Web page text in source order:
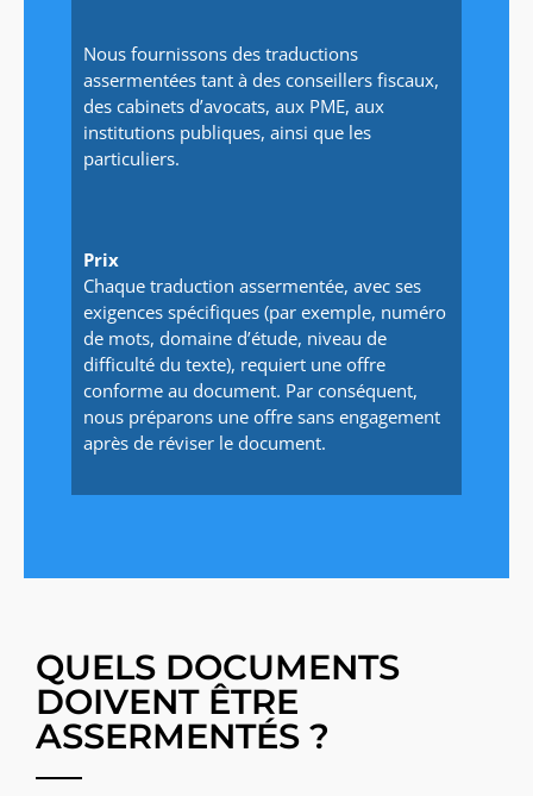
Nous fournissons des traductions
assermentées tant à des conseillers fiscaux,
des cabinets d’avocats, aux PME, aux
institutions publiques, ainsi que les
particuliers.
Prix
Chaque traduction assermentée, avec ses
exigences spécifiques (par exemple, numéro
de mots, domaine d’étude, niveau de
difficulté du texte), requiert une offre
conforme au document. Par conséquent,
nous préparons une offre sans engagement
après de réviser le document.
QUELS DOCUMENTS
DOIVENT ÊTRE
ASSERMENTÉS ?